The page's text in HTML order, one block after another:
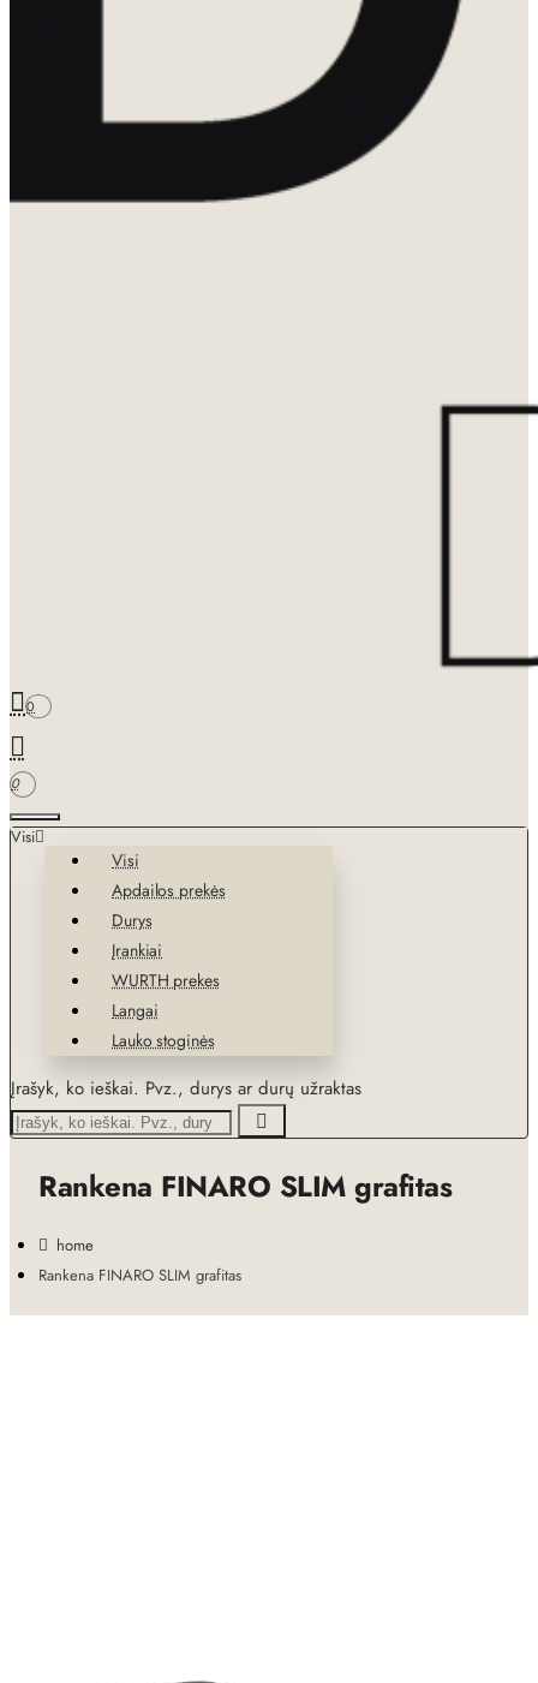
0
0
Visi
Visi
Apdailos prekės
Durys
Įrankiai
WURTH prekes
Langai
Lauko stoginės
Įrašyk, ko ieškai. Pvz., durys ar durų užraktas
Rankena FINARO SLIM grafitas
home
Rankena FINARO SLIM grafitas